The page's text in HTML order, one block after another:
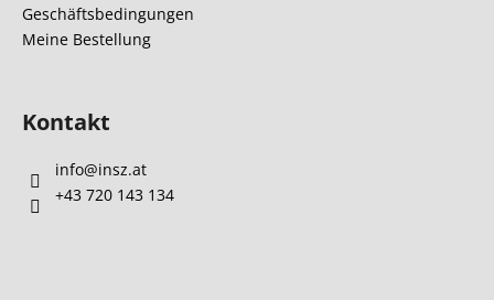
Geschäftsbedingungen
Meine Bestellung
Kontakt
info@insz.at
+43 720 143 134